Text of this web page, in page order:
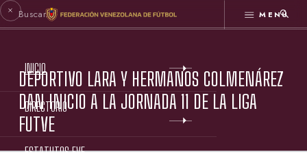
MENÚ
INICIO
DIRECTORIO
ESTATUTOS FVF
DEPORTIVO LARA Y HERMANOS COLMENÁREZ
DAN INICIO A LA JORNADA 11 DE LA LIGA
FUTVE